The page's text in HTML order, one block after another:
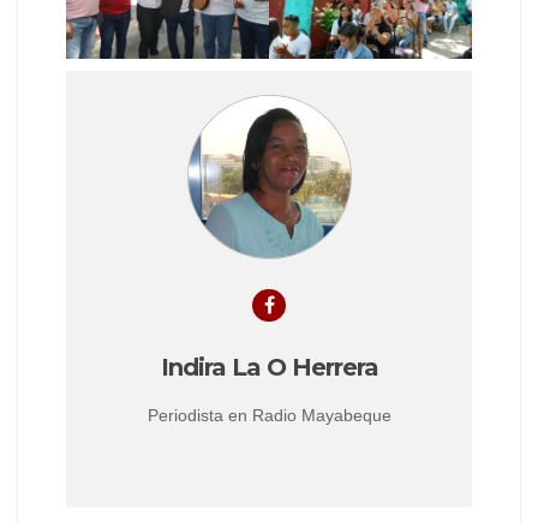
Indira La O Herrera
Periodista en Radio Mayabeque